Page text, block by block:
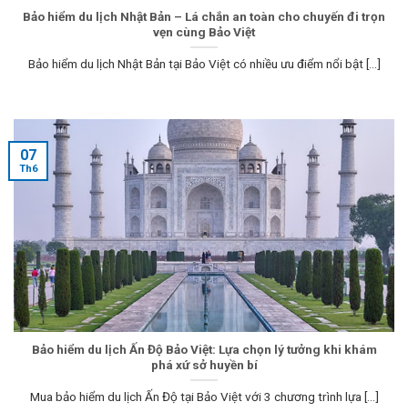
Bảo hiểm du lịch Nhật Bản – Lá chắn an toàn cho chuyến đi trọn
vẹn cùng Bảo Việt
Bảo hiểm du lịch Nhật Bản tại Bảo Việt có nhiều ưu điểm nổi bật [...]
Bảo hiểm du lịch Ấn Độ Bảo Việt: Lựa chọn lý tưởng khi khám
phá xứ sở huyền bí
Mua bảo hiểm du lịch Ấn Độ tại Bảo Việt với 3 chương trình lựa [...]
07
Th6